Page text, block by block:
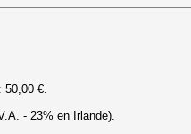
50,00 €.
- 23% en Irlande).